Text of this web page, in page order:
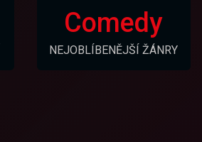
Comedy
NEJOBLÍBENĚJŠÍ ŽÁNRY